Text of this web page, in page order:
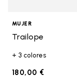
MUJER
Trailope
+ 3 colores
180,00 €